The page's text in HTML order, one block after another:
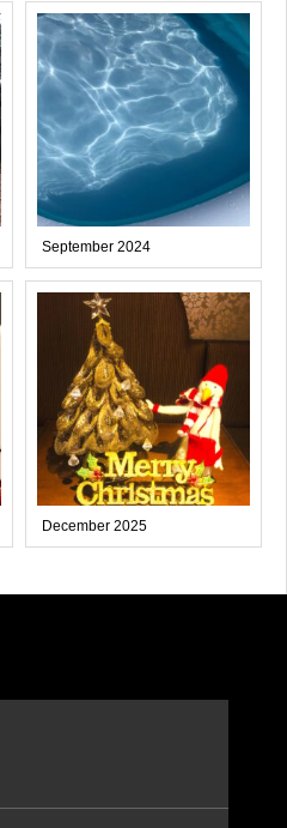
September 2024
December 2025